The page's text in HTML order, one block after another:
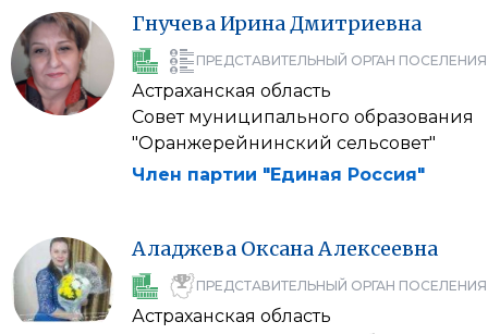
ГнучеваИринаДмитриевна
ПРЕДСТАВИТЕЛЬНЫЙ ОРГАН ПОСЕЛЕНИЯ
Астраханская область
Совет муниципального образования
"Оранжерейнинский сельсовет"
Член партии "Единая Россия"
Аладжева ОксанаАлексеевна
ПРЕДСТАВИТЕЛЬНЫЙ ОРГАН ПОСЕЛЕНИЯ
Астраханская область